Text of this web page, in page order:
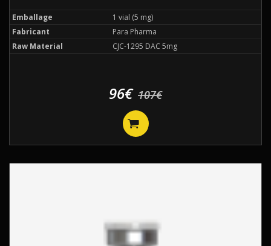
Emballage
1 vial (5 mg)
Fabricant
Para Pharma
Raw Material
CJC-1295 DAC 5mg
96€ 107€